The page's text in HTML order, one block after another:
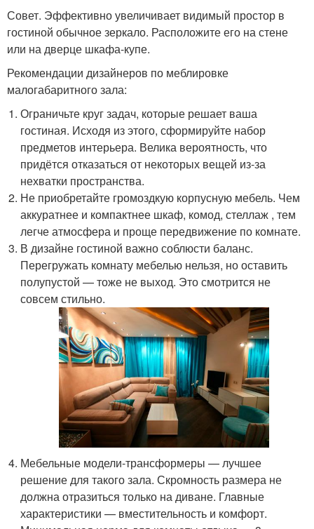
Совет. Эффективно увеличивает видимый простор в
гостиной обычное зеркало. Расположите его на стене
или на дверце шкафа-купе.
Рекомендации дизайнеров по меблировке
малогабаритного зала:
Ограничьте круг задач, которые решает ваша
гостиная. Исходя из этого, сформируйте набор
предметов интерьера. Велика вероятность, что
придётся отказаться от некоторых вещей из-за
нехватки пространства.
Не приобретайте громоздкую корпусную мебель. Чем
аккуратнее и компактнее шкаф, комод, стеллаж , тем
легче атмосфера и проще передвижение по комнате.
В дизайне гостиной важно соблюсти баланс.
Перегружать комнату мебелью нельзя, но оставить
полупустой — тоже не выход. Это смотрится не
совсем стильно.
Мебельные модели-трансформеры — лучшее
решение для такого зала. Скромность размера не
должна отразиться только на диване. Главные
характеристики — вместительность и комфорт.